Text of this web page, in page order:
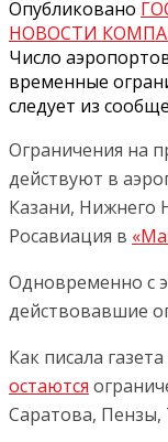
Опубликовано
НОВОСТИ
Число
временные
следует из
Ограничения на
действуют в
Казани, Нижнего
Росавиация в
Одновременно с
действовавшие
Как писала
остаются
Саратова, Пензы,